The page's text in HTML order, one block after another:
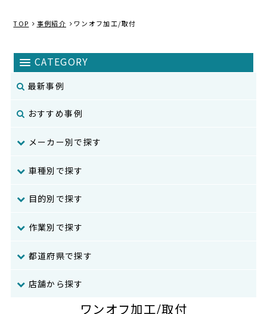
TOP 事例紹介 ワンオフ加工/取付
最新事例
おすすめ事例
メーカー別で探す
車種別で探す
目的別で探す
作業別で探す
都道府県で探す
店舗から探す
ワンオフ加工/取付